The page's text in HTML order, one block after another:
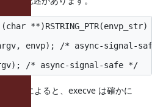
**)RSTRING_PTR(envp_str)
envp); /* async-signal-
によると、execve は確かに